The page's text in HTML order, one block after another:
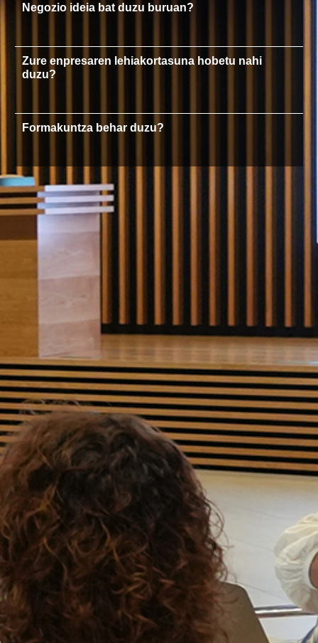
Negozio ideia bat duzu buruan?
Zure enpresaren lehiakortasuna hobetu nahi
duzu?
Formakuntza behar duzu?